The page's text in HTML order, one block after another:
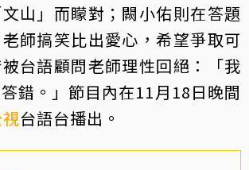
山」而矇對；闕小佑則在答題
師搞笑比出愛心，希望爭取可
台語顧問老師理性回絕：「我
錯。」節目內在11月18日晚間
台語台播出。